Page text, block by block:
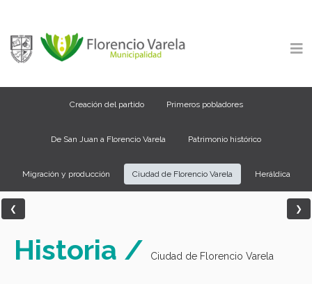
Creación del partido Primeros pobladores
De San Juan a Florencio Varela Patrimonio histórico
Migración y producción Ciudad de Florencio Varela Heráldica
Historia / Ciudad de Florencio Varela